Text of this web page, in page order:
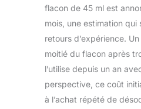
flacon de 45 ml est
mois, une estimation
retours d’expérience.
moitié du flacon après
l’utilise depuis un an
perspective, ce coût
à l’achat répété de